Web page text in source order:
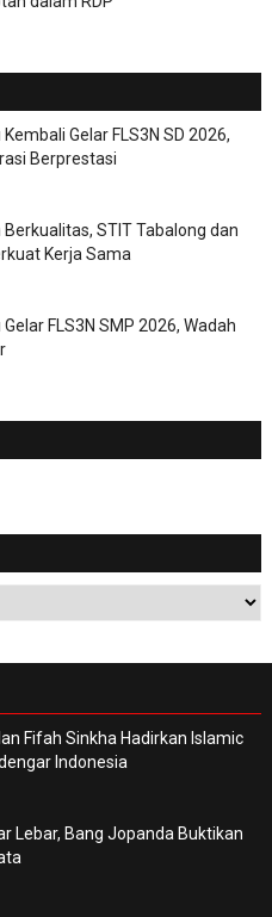
Gelar FLS3N SD 2026,
Berprestasi
STIT Tabalong dan
Kerja Sama
FLS3N SMP 2026, Wadah
Fifah Sinkha Hadirkan Islamic
Indonesia
Lebar, Bang Jopanda Buktikan